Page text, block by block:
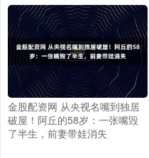
金股配资网 从央视名嘴到独居
破屋！阿丘的58岁：一张嘴毁
了半生，前妻带娃消失